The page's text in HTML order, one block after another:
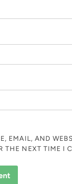
EMAIL, AND
THE NEXT TIME I